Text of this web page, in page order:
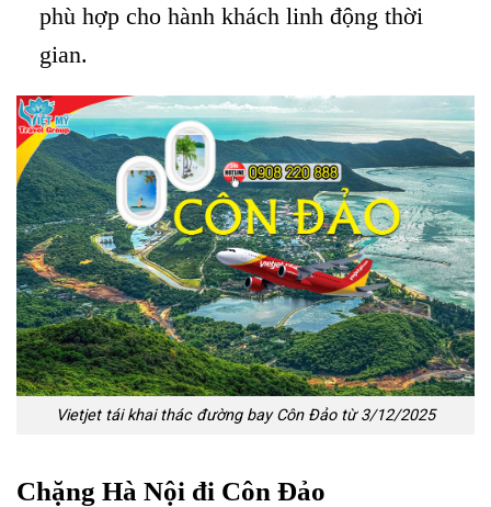
phù hợp cho hành khách linh động thời
gian.
Vietjet tái khai thác đường bay Côn Đảo từ 3/12/2025
Chặng Hà Nội đi Côn Đảo